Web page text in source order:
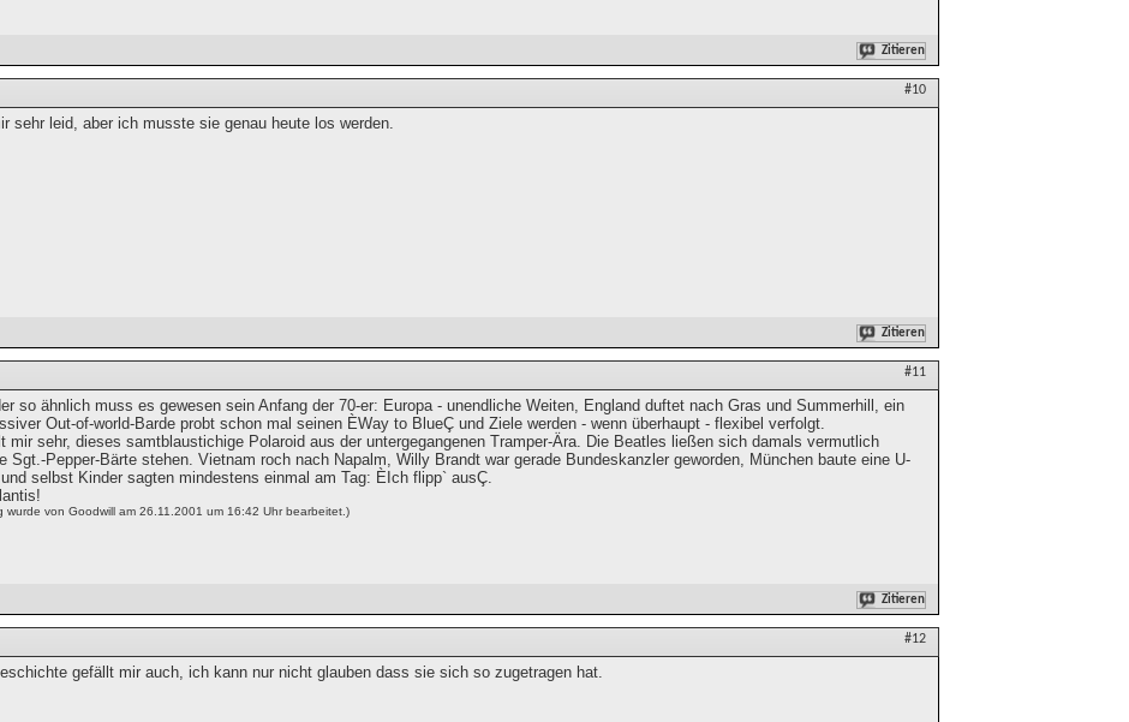
Zitieren
#10
sehr leid, aber ich musste sie genau heute los werden.
Zitieren
#11
so ähnlich muss es gewesen sein Anfang der 70-er: Europa - unendliche Weiten, England duftet nach Gras und Summerhill, ein
Out-of-world-Barde probt schon mal seinen ÈWay to BlueÇ und Ziele werden - wenn überhaupt - flexibel verfolgt.
mir sehr, dieses samtblaustichige Polaroid aus der untergegangenen Tramper-Ära. Die Beatles ließen sich damals vermutlich
Sgt.-Pepper-Bärte stehen. Vietnam roch nach Napalm, Willy Brandt war gerade Bundeskanzler geworden, München baute eine U-
und selbst Kinder sagten mindestens einmal am Tag: ÈIch flipp` ausÇ.
wurde von Goodwill am 26.11.2001 um 16:42 Uhr bearbeitet.)
Zitieren
#12
gefällt mir auch, ich kann nur nicht glauben dass sie sich so zugetragen hat.